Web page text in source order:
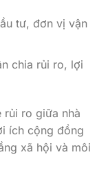
tư, đơn vị vận
chia rủi ro, lợi
rủi ro giữa nhà
ích cộng đồng
xã hội và môi